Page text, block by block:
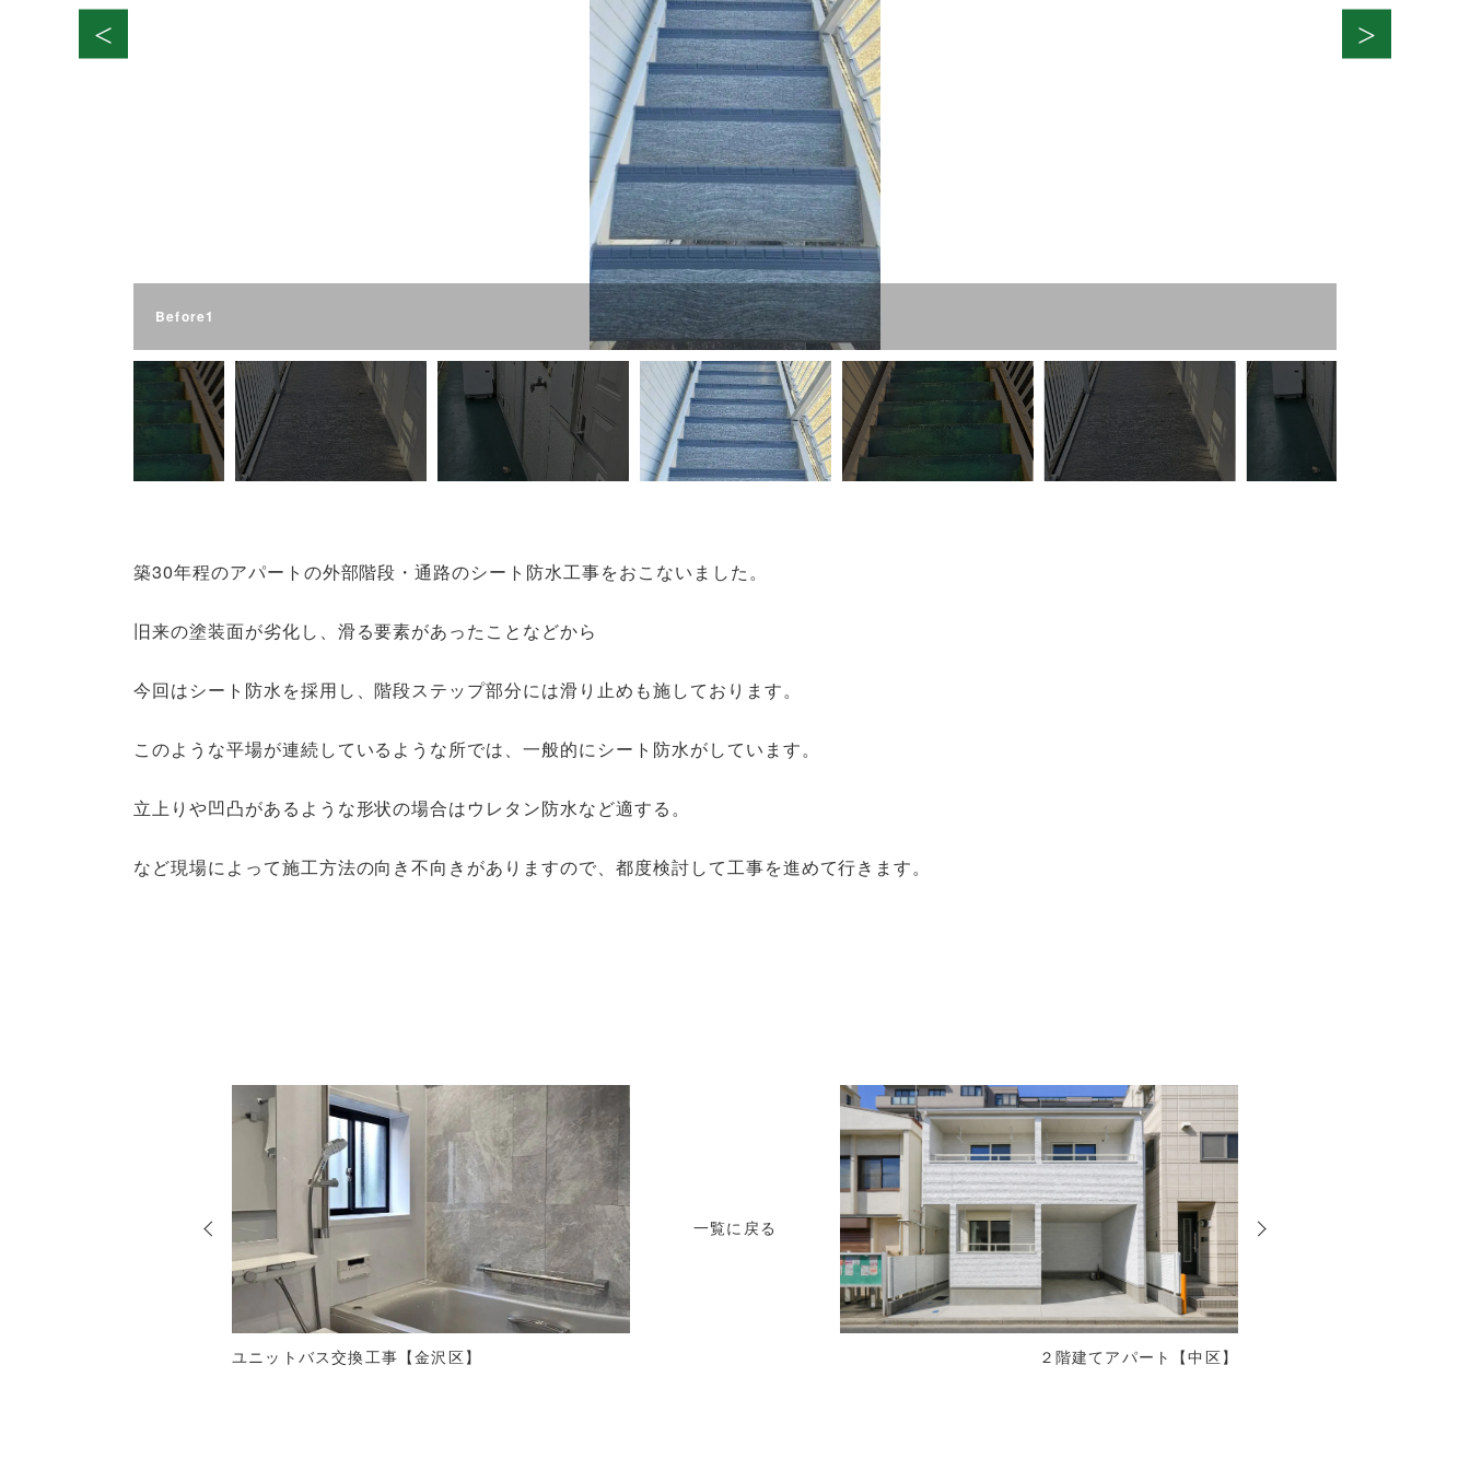
Before1
築30年程のアパートの外部階段・通路のシート防水工事をおこないました。
旧来の塗装面が劣化し、滑る要素があったことなどから
今回はシート防水を採用し、階段ステップ部分には滑り止めも施しております。
このような平場が連続しているような所では、一般的にシート防水がしています。
立上りや凹凸があるような形状の場合はウレタン防水など適する。
など現場によって施工方法の向き不向きがありますので、都度検討して工事を進めて行きます。
ユニットバス交換工事【金沢区】
一覧に戻る
次
の
２階建てアパート【中区】